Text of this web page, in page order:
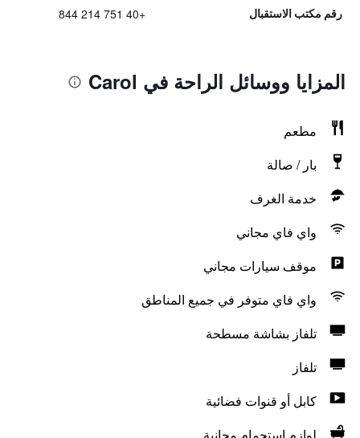
رقم مكتب الاستقبال +40 751 214 844
المزايا ووسائل الراحة في Carol
مطعم
بار / صالة
خدمة الغرف
واي فاي مجاني
موقف سيارات مجاني
واي فاي متوفر في جميع المناطق
تلفاز بشاشة مسطحة
تلفاز
كابل أو قنوات فضائية